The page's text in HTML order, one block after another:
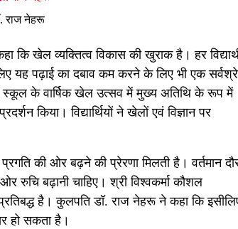
राज नेहरू
कि खेल व्यक्तित्व विकास की खुराक है। हर
यह पढ़ाई का दबाव कम करने के लिए भी एक
स्कूल के वार्षिक खेल उत्सव में मुख्य अतिथि के रूप में
किया। विद्यार्थियों ने खेलों एवं विज्ञान पर
की ओर बढ़ने की प्रेरणा मिलती है। वर्तमान
रुचि बढ़ानी चाहिए। श्री विश्वकर्मा कौशल
प्रतिबद्ध है। कुलपति डॉ. राज नेहरू ने कहा कि
हो सकता है।